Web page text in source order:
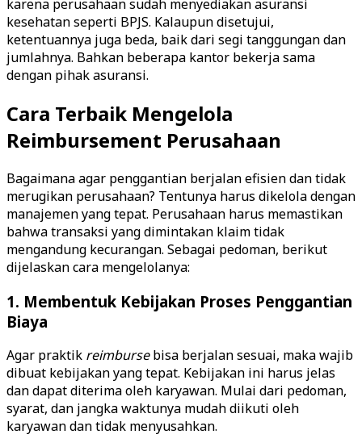
karena perusahaan sudah menyediakan asuransi
kesehatan seperti BPJS. Kalaupun disetujui,
ketentuannya juga beda, baik dari segi tanggungan dan
jumlahnya. Bahkan beberapa kantor bekerja sama
dengan pihak asuransi.
Cara Terbaik Mengelola
Reimbursement Perusahaan
Bagaimana agar penggantian berjalan efisien dan tidak
merugikan perusahaan? Tentunya harus dikelola dengan
manajemen yang tepat. Perusahaan harus memastikan
bahwa transaksi yang dimintakan klaim tidak
mengandung kecurangan. Sebagai pedoman, berikut
dijelaskan cara mengelolanya:
1. Membentuk Kebijakan Proses Penggantian
Biaya
Agar praktik reimbursebisa berjalan sesuai, maka wajib
dibuat kebijakan yang tepat. Kebijakan ini harus jelas
dan dapat diterima oleh karyawan. Mulai dari pedoman,
syarat, dan jangka waktunya mudah diikuti oleh
karyawan dan tidak menyusahkan.